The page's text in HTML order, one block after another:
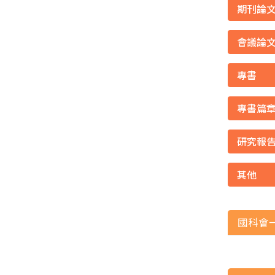
期刊論
會議論
專書
專書篇章
研究報
其他
國科會